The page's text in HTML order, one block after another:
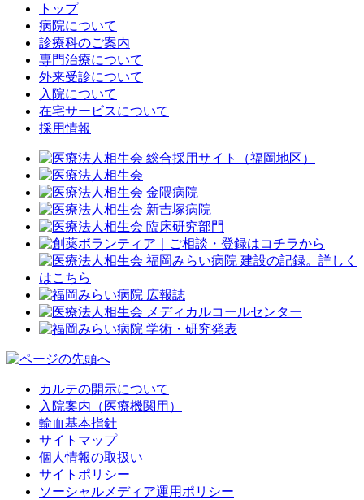
トップ
病院について
診療科のご案内
専門治療について
外来受診について
入院について
在宅サービスについて
採用情報
カルテの開示について
入院案内（医療機関用）
輸血基本指針
サイトマップ
個人情報の取扱い
サイトポリシー
ソーシャルメディア運用ポリシー